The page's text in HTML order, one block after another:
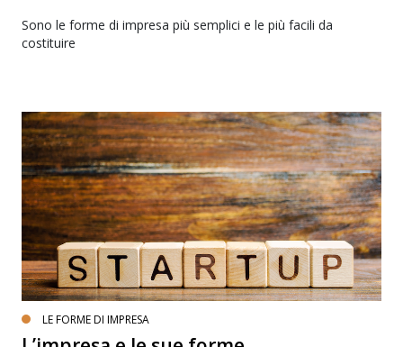
Sono le forme di impresa più semplici e le più facili da
costituire
LE FORME DI IMPRESA